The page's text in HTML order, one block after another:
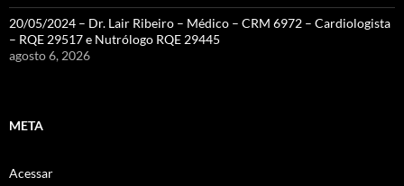
20/05/2024 – Dr. Lair Ribeiro – Médico – CRM 6972 – Cardiologista
– RQE 29517 e Nutrólogo RQE 29445
agosto 6, 2026
META
Acessar